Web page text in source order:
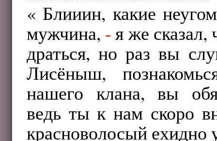
« Блииин, какие
мужчина, -я же сказал,
драться, но раз вы
Лисёныш,
нашего клана, вы
ведь ты к нам скоро
красноволосый ехидно